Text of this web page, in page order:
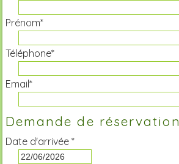
Prénom*
Téléphone*
Email*
Demande de réservation
Date d'arrivée *